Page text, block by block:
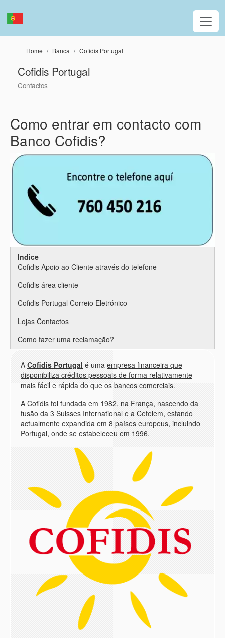
Home Banca Cofidis Portugal
Cofidis Portugal
Contactos
Como entrar em contacto com
Banco Cofidis?
Indice
Cofidis Apoio ao Cliente através do telefone
Cofidis área cliente
Cofidis Portugal Correio Eletrónico
Lojas Contactos
Como fazer uma reclamação?
A Cofidis Portugal é uma empresa financeira que
disponibiliza créditos pessoais de forma relativamente
mais fácil e rápida do que os bancos comerciais.
A Cofidis foi fundada em 1982, na França, nascendo da
fusão da 3 Suisses International e a Cetelem, estando
actualmente expandida em 8 países europeus, incluindo
Portugal, onde se estabeleceu em 1996.